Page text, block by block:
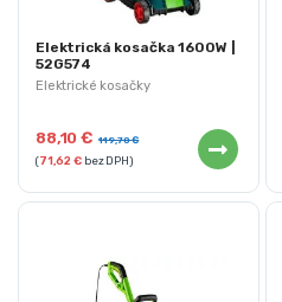
Elektrické kosačky
Elektrická kosačka 1600W |
52G574
88,10€ 119,70€
(71,62€bez DPH)